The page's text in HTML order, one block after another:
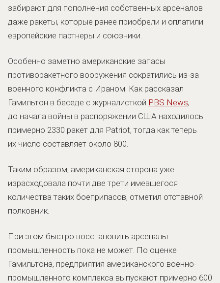
забирают для пополнения собственных арсеналов
даже ракеты, которые ранее приобрели и оплатили
европейские партнеры и союзники.
Особенно заметно американские запасы
противоракетного вооружения сократились из-за
военного конфликта с Ираном. Как рассказал
Гамильтон в беседе с журналисткой PBS News,
до начала войны в распоряжении США находилось
примерно 2330 ракет для Patriot, тогда как теперь
их число составляет около 800.
Таким образом, американская сторона уже
израсходовала почти две трети имевшегося
количества таких боеприпасов, отметил отставной
полковник.
При этом быстро восстановить арсеналы
промышленность пока не может. По оценке
Гамильтона, предприятия американского военно-
промышленного комплекса выпускают примерно 600